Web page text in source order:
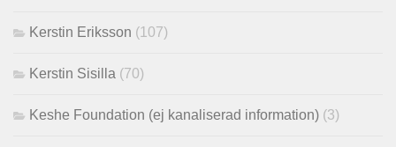
Kerstin Eriksson (107)
Kerstin Sisilla (70)
Keshe Foundation (ej kanaliserad information) (3)